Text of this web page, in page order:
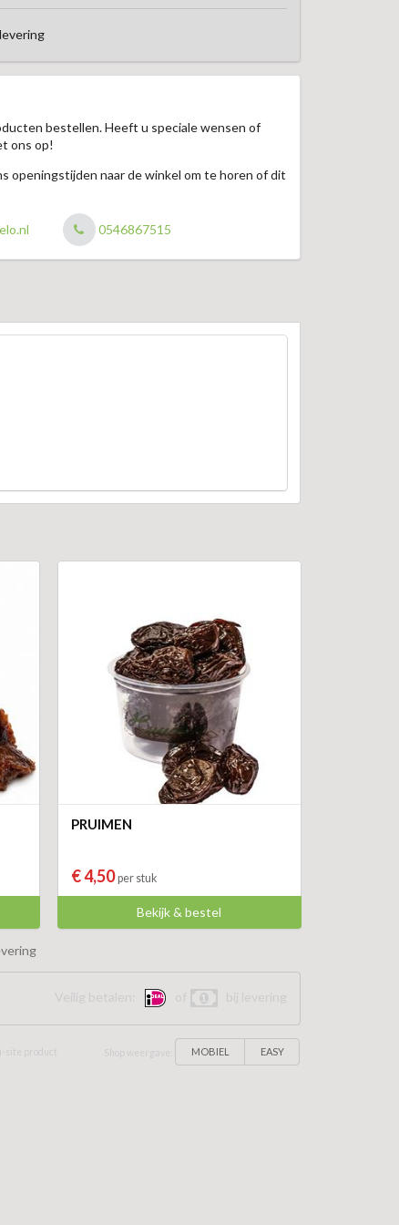
bestellen. Heeft u speciale wensen of
ons op!
openingstijden naar de winkel om te horen of dit
0546867515
PRUIMEN
€ 4,50per stuk
Bekijk & bestel
Veilig betalen: of bij levering
site product Shop weergave: MOBIEL EASY